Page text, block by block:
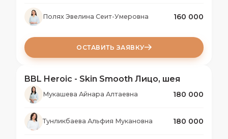
Полях Эвелина Сеит-Умеровна 160 000
ОСТАВИТЬ ЗАЯВКУ
BBL Heroic - Skin Smooth Лицо, шея
Мукашева Айнара Алтаевна 180 000
Тунликбаева Альфия Мукановна 180 000